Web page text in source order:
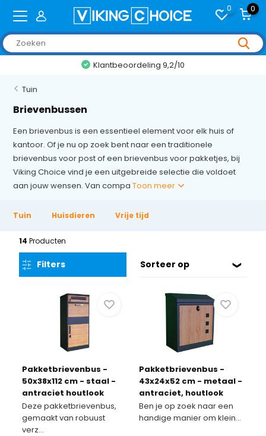
0 0
+2,000 reviews
Tuin
Brievenbussen
Een brievenbus is een essentieel element voor elk huis of
kantoor. Of je nu op zoek bent naar een traditionele
brievenbus voor post of een brievenbus voor pakketjes, bij
Viking Choice vind je een uitgebreide selectie die voldoet
aan jouw wensen. Van compaToon meer
Tuin Huisdieren Vrije tijd
14Producten
Filters Sorteer op
Pakketbrievenbus -
50x38x112 cm - staal -
antraciet houtlook
Deze pakketbrievenbus,
gemaakt van robuust
verz...
Pakketbrievenbus -
43x24x52 cm - metaal -
antraciet, houtlook
Ben je op zoek naar een
handige manier om klein...